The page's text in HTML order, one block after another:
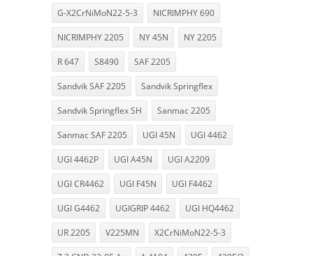
G-X2CrNiMoN22-5-3 NICRIMPHY 690
NICRIMPHY 2205 NY 45N NY 2205
R 647 S8490 SAF 2205
Sandvik SAF 2205 Sandvik Springflex
Sandvik Springflex SH Sanmac 2205
Sanmac SAF 2205 UGI 45N UGI 4462
UGI 4462P UGI A45N UGI A2209
UGI CR4462 UGI F45N UGI F4462
UGI G4462 UGIGRIP 4462 UGI HQ4462
UR 2205 V225MN X2CrNiMoN22-5-3